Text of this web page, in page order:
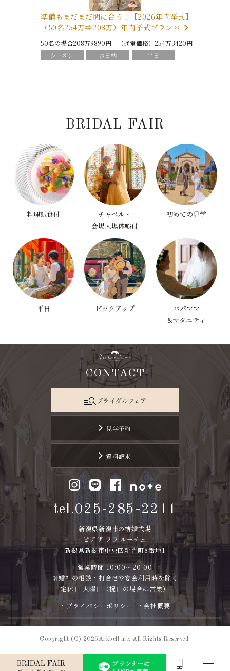
準備もまだまだ間に合う！【2026年内挙式】
（50名254万⇒208万）年内挙式プラン＊
50名の場合208万9890円 （通常価格）254万3420円
シーズン お日柄
平日
BRIDAL FAIR
料理試食付
チャペル・
会場入場体験付
初めての見学
平日 ピックアップ
パパママ
&マタニティ
CONTACT
ブライダルフェア
見学予約
資料請求
tel.025-285-2211
新潟県新潟市の結婚式場
ピアザ ララ ルーチェ
新潟県新潟市中央区新光町8番地1
営業時間 10:00～20:00
※婚礼の相談・打合せや宴会利用時を除く
定休日 火曜日（祝日の場合は営業）
・プライバシーポリシー
・会社概要
Copyright (C) 2026Arkbell inc. All Rights Reserved.
BRIDAL FAIR
プランナーに